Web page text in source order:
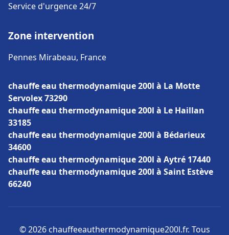
Service d'urgence 24/7
Zone intervention
Pennes Mirabeau, France
chauffe eau thermodynamique 200l à La Motte
Servolex 73290
chauffe eau thermodynamique 200l à Le Haillan
33185
chauffe eau thermodynamique 200l à Bédarieux
34600
chauffe eau thermodynamique 200l à Aytré 17440
chauffe eau thermodynamique 200l à Saint Estève
66240
© 2026 chauffeeauthermodynamique200l.fr. Tous